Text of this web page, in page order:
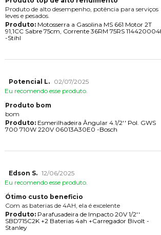
Produto de alto desempenho, potência para serviços
leves e pesados.
Produto:Motosserra a Gasolina MS 661 Motor 2T
91,1CC Sabre 75cm, Corrente 36RM 75RS
-Stihl
Potencial L.
02/07/2025
Eu recomendo esse produto.
Produto bom
bom
Produto:Esmerilhadeira Ângular 4.1/2'' Pol. GWS
700 710W 220V 06013A30E0 -Bosch
Edson S. 12/06/2025
Eu recomendo esse produto.
Ótimo custo beneficio
Com as baterias de 4AH, ela é excelente
Produto:Parafusadeira de Impacto 20V 1/2''
SBD715C2K +2 Baterias 4ah +Carregador Bivolt -
Stanley